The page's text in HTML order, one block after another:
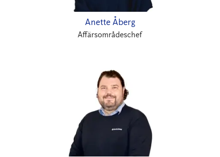
Anette Åberg
Affärsområdeschef